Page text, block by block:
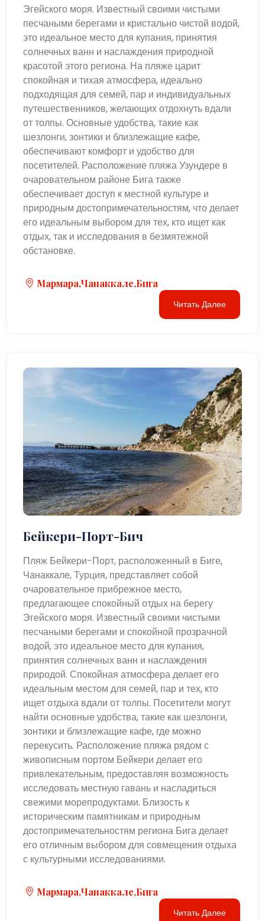
Эгейского моря. Известный своими чистыми
песчаными берегами и кристально чистой водой,
это идеальное место для купания, принятия
солнечных ванн и наслаждения природной
красотой этого региона. На пляже царит
спокойная и тихая атмосфера, идеально
подходящая для семей, пар и индивидуальных
путешественников, желающих отдохнуть вдали
от толпы. Основные удобства, такие как
шезлонги, зонтики и близлежащие кафе,
обеспечивают комфорт и удобство для
посетителей. Расположение пляжа Узундере в
очаровательном районе Бига также
обеспечивает доступ к местной культуре и
природным достопримечательностям, что делает
его идеальным выбором для тех, кто ищет как
отдых, так и исследования в безмятежной
обстановке.
Мармара,Чанаккале,Бига
Читать Далее
Бейкери-Порт-Бич
Пляж Бейкери-Порт, расположенный в Биге,
Чанаккале, Турция, представляет собой
очаровательное прибрежное место,
предлагающее спокойный отдых на берегу
Эгейского моря. Известный своими чистыми
песчаными берегами и спокойной прозрачной
водой, это идеальное место для купания,
принятия солнечных ванн и наслаждения
природой. Спокойная атмосфера делает его
идеальным местом для семей, пар и тех, кто
ищет отдыха вдали от толпы. Посетители могут
найти основные удобства, такие как шезлонги,
зонтики и близлежащие кафе, где можно
перекусить. Расположение пляжа рядом с
живописным портом Бейкери делает его
привлекательным, предоставляя возможность
исследовать местную гавань и насладиться
свежими морепродуктами. Близость к
историческим памятникам и природным
достопримечательностям региона Бига делает
его отличным выбором для совмещения отдыха
с культурными исследованиями.
Мармара,Чанаккале,Бига
Читать Далее